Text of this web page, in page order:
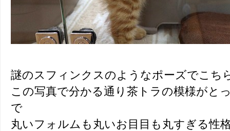
謎のスフィンクスのようなポーズでこち
この写真で分かる通り茶トラの模様がと
で
丸いフォルムも丸いお目目も丸すぎる性